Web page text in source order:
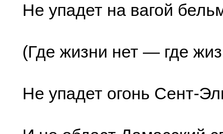
Не упадет на вагой
(Где жизни нет — где
Не упадет огонь Сент-